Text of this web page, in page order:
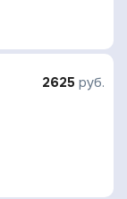
2625 руб.